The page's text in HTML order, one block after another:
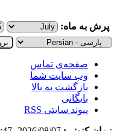
پرش به ماه:
صفحه‌ی تماس
وب سایت شما
بازگشت به بالا
بایگانی
پیوند سایتی RSS